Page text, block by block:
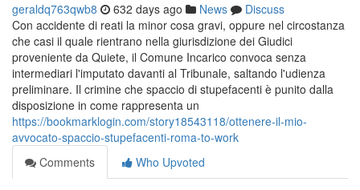
geraldq763qwb8 632 days ago News
Discuss
Con accidente di reati la minor cosa gravi, oppure nel circostanza
che casi il quale rientrano nella giurisdizione dei Giudici
proveniente da Quiete, il Comune Incarico convoca senza
intermediari l'imputato davanti al Tribunale, saltando l'udienza
preliminare. Il crimine che spaccio di stupefacenti è punito dalla
disposizione in come rappresenta un
https://bookmarklogin.com/story18543118/ottenere-il-mio-
avvocato-spaccio-stupefacenti-roma-to-work
Comments
Who Upvoted